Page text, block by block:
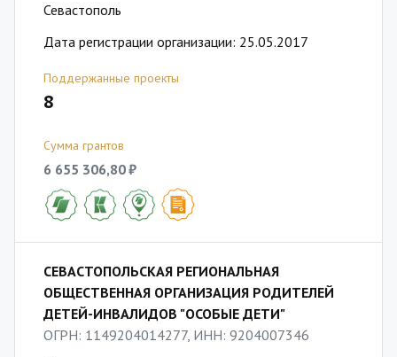
Севастополь
Дата регистрации организации: 25.05.2017
Поддержанные проекты
8
Сумма грантов
6 655 306,80 ₽
СЕВАСТОПОЛЬСКАЯ РЕГИОНАЛЬНАЯ
ОБЩЕСТВЕННАЯ ОРГАНИЗАЦИЯ РОДИТЕЛЕЙ
ДЕТЕЙ-ИНВАЛИДОВ "ОСОБЫЕ ДЕТИ"
ОГРН: 1149204014277, ИНН: 9204007346